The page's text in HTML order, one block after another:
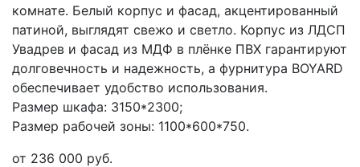
комнате. Белый корпус и фасад, акцентированный
патиной, выглядят свежо и светло. Корпус из ЛДСП
Увадрев и фасад из МДФ в плёнке ПВХ гарантируют
долговечность и надежность, а фурнитура BOYARD
обеспечивает удобство использования.
Размер шкафа: 3150*2300;
Размер рабочей зоны: 1100*600*750.
от 236 000 руб.